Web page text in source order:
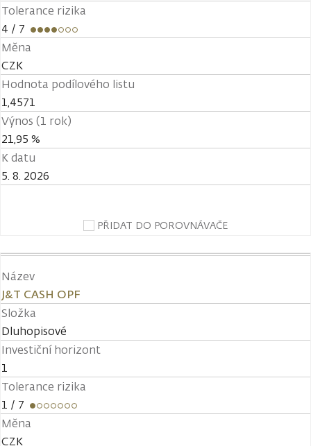
Tolerance rizika
4 / 7
Měna
CZK
Hodnota podílového listu
1,4571
Výnos (1 rok)
21,95 %
K datu
5. 8. 2026
PŘIDAT DO POROVNÁVAČE
Název
J&T CASH OPF
Složka
Dluhopisové
Investiční horizont
1
Tolerance rizika
1 / 7
Měna
CZK